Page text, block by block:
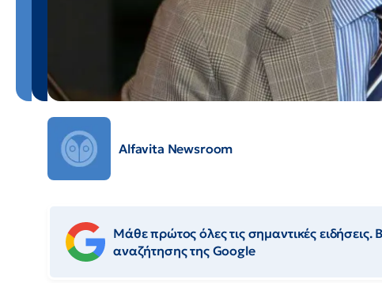
Alfavita Newsroom
Μάθε πρώτος όλες τις σημαντικές
αναζήτησης της Google